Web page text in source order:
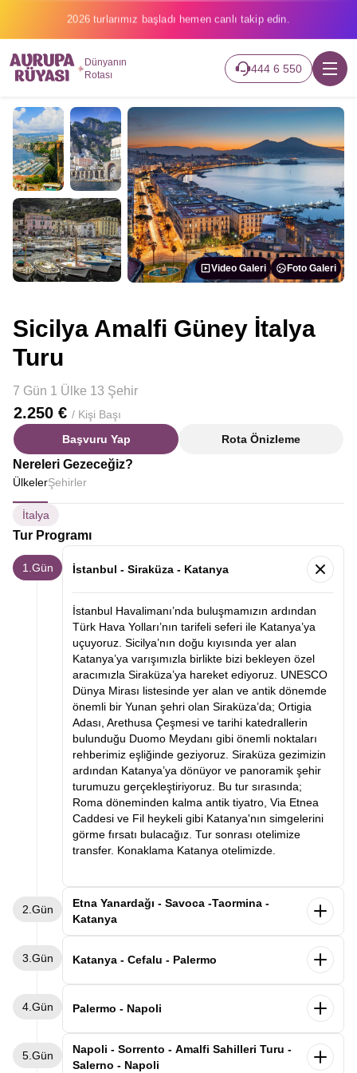
2026 turlarımız başladı hemen canlı takip edin.
Dünyanın
Rotası
444 6 550
Video Galeri Foto Galeri
Sicilya Amalfi Güney İtalya
Turu
7 Gün 1 Ülke 13 Şehir
2.250 € / Kişi Başı
Başvuru Yap
Rota Önizleme
Nereleri Gezeceğiz?
ÜlkelerŞehirler
İtalya
Tur Programı
1.Gün İstanbul - Siraküza - Katanya
İstanbul Havalimanı’nda buluşmamızın ardından
Türk Hava Yolları’nın tarifeli seferi ile Katanya’ya
uçuyoruz. Sicilya’nın doğu kıyısında yer alan
Katanya’ya varışımızla birlikte bizi bekleyen özel
aracımızla Siraküza’ya hareket ediyoruz. UNESCO
Dünya Mirası listesinde yer alan ve antik dönemde
önemli bir Yunan şehri olan Siraküza’da; Ortigia
Adası, Arethusa Çeşmesi ve tarihi katedrallerin
bulunduğu Duomo Meydanı gibi önemli noktaları
rehberimiz eşliğinde geziyoruz. Siraküza gezimizin
ardından Katanya’ya dönüyor ve panoramik şehir
turumuzu gerçekleştiriyoruz. Bu tur sırasında;
Roma döneminden kalma antik tiyatro, Via Etnea
Caddesi ve Fil heykeli gibi Katanya'nın simgelerini
görme fırsatı bulacağız. Tur sonrası otelimize
transfer. Konaklama Katanya otelimizde.
2.Gün
Etna Yanardağı - Savoca -Taormina -
Katanya
unutulmaz bir gün için hareket ediyoruz. İlk
gözlemleyebileceğimiz bir gezinti ve fotoğraf molası
veriyoruz. Ardından Godfather (Baba) filminin ikonik
Burada Bar Vitelli ve Santa Lucia Kilisesi’ni ziyaret
3.Gün Katanya - Cefalu - Palermo
valizlerimizle birlikte Palermo’ya doğru yola
Tarihi sokakları, deniz kenarındaki manzarası ve
4.Gün Palermo - Napoli
havalimanına transfer oluyoruz. Volotea Hava
5.Gün
Napoli - Sorrento - Amalfi Sahilleri Turu -
Salerno - Napoli